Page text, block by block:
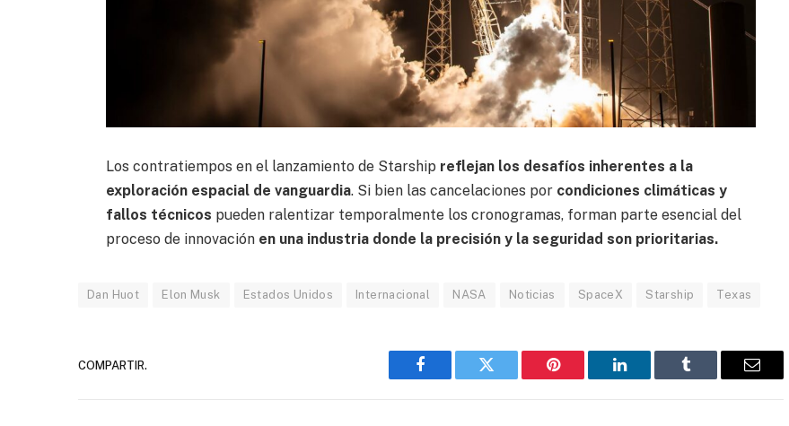
Los contratiempos en el lanzamiento de Starship reflejan los desafíos inherentes a la
exploración espacial de vanguardia. Si bien las cancelaciones por condiciones climáticas y
fallos técnicos pueden ralentizar temporalmente los cronogramas, forman parte esencial del
proceso de innovación en una industria donde la precisión y la seguridad son prioritarias.
Dan Huot Elon Musk Estados Unidos Internacional NASA Noticias SpaceX Starship Texas
COMPARTIR.
Facebook Gorjeo Pinterest LinkedIn Tumblr
Correo